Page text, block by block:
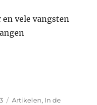
vele vangsten
Categorieën
Artikelen, In de